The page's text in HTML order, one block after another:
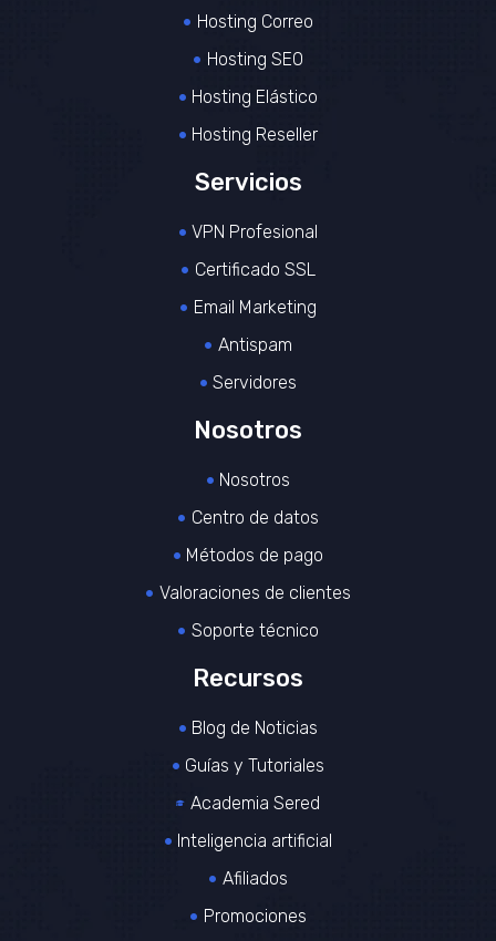
Hosting Correo
Hosting SEO
Hosting Elástico
Hosting Reseller
Servicios
VPN Profesional
Certificado SSL
Email Marketing
Antispam
Servidores
Nosotros
Nosotros
Centro de datos
Métodos de pago
Valoraciones de clientes
Soporte técnico
Recursos
Blog de Noticias
Guías y Tutoriales
Academia Sered
Inteligencia artificial
Afiliados
Promociones